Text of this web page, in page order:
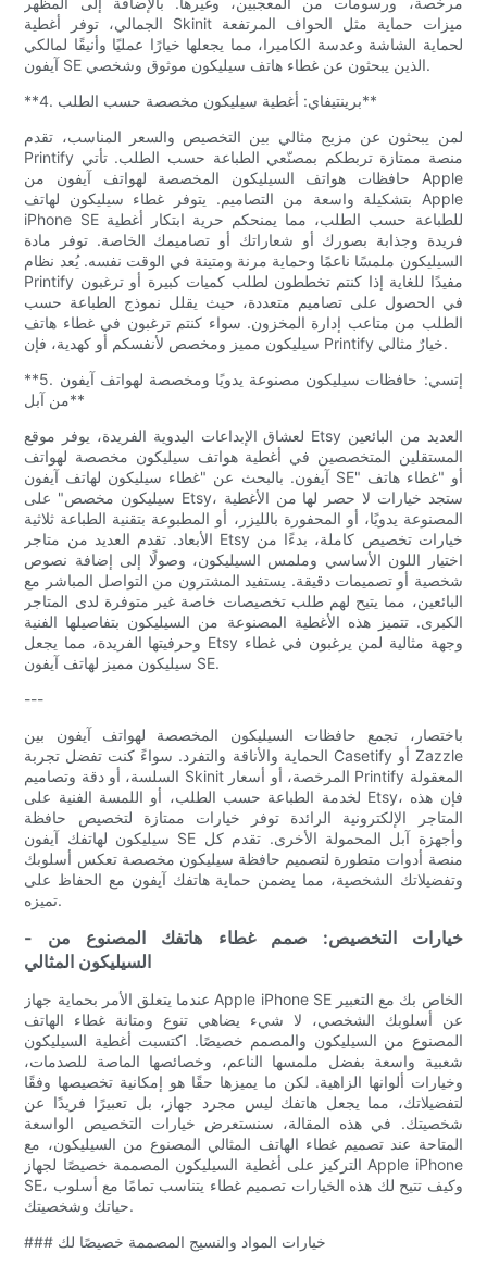
الجمالي، توفر أغطية Skinit ميزات حماية مثل الحواف المرتفعة
لحماية الشاشة وعدسة الكاميرا، مما يجعلها خيارًا عمليًا وأنيقًا لمالكي
آيفون SE الذين يبحثون عن غطاء هاتف سيليكون موثوق وشخصي.
**4. برينتيفاي: أغطية سيليكون مخصصة حسب الطلب**
لمن يبحثون عن مزيج مثالي بين التخصيص والسعر المناسب، تقدم
Printify منصة ممتازة تربطكم بمصنّعي الطباعة حسب الطلب. تأتي
حافظات هواتف السيليكون المخصصة لهواتف آيفون من Apple
بتشكيلة واسعة من التصاميم. يتوفر غطاء سيليكون لهاتف Apple
iPhone SE للطباعة حسب الطلب، مما يمنحكم حرية ابتكار أغطية
فريدة وجذابة بصورك أو شعاراتك أو تصاميمك الخاصة. توفر مادة
السيليكون ملمسًا ناعمًا وحماية مرنة ومتينة في الوقت نفسه. يُعد نظام
Printify مفيدًا للغاية إذا كنتم تخططون لطلب كميات كبيرة أو ترغبون
في الحصول على تصاميم متعددة، حيث يقلل نموذج الطباعة حسب
الطلب من متاعب إدارة المخزون. سواء كنتم ترغبون في غطاء هاتف
سيليكون مميز ومخصص لأنفسكم أو كهدية، فإن Printify خيارٌ مثالي.
**5. إتسي: حافظات سيليكون مصنوعة يدويًا ومخصصة لهواتف آيفون
من آبل**
لعشاق الإبداعات اليدوية الفريدة، يوفر موقع Etsy العديد من البائعين
المستقلين المتخصصين في أغطية هواتف سيليكون مخصصة لهواتف
آيفون. بالبحث عن "غطاء سيليكون لهاتف آيفون SE" أو "غطاء هاتف
سيليكون مخصص" على Etsy، ستجد خيارات لا حصر لها من الأغطية
المصنوعة يدويًا، أو المحفورة بالليزر، أو المطبوعة بتقنية الطباعة ثلاثية
الأبعاد. تقدم العديد من متاجر Etsy خيارات تخصيص كاملة، بدءًا من
اختيار اللون الأساسي وملمس السيليكون، وصولًا إلى إضافة نصوص
شخصية أو تصميمات دقيقة. يستفيد المشترون من التواصل المباشر مع
البائعين، مما يتيح لهم طلب تخصيصات خاصة غير متوفرة لدى المتاجر
الكبرى. تتميز هذه الأغطية المصنوعة من السيليكون بتفاصيلها الفنية
وحرفيتها الفريدة، مما يجعل Etsy وجهة مثالية لمن يرغبون في غطاء
سيليكون مميز لهاتف آيفون SE.
---
باختصار، تجمع حافظات السيليكون المخصصة لهواتف آيفون بين
الحماية والأناقة والتفرد. سواءً كنت تفضل تجربة Casetify أو Zazzle
السلسة، أو دقة وتصاميم Skinit المرخصة، أو أسعار Printify المعقولة
لخدمة الطباعة حسب الطلب، أو اللمسة الفنية على Etsy، فإن هذه
المتاجر الإلكترونية الرائدة توفر خيارات ممتازة لتخصيص حافظة
سيليكون لهاتفك آيفون SE وأجهزة آبل المحمولة الأخرى. تقدم كل
منصة أدوات متطورة لتصميم حافظة سيليكون مخصصة تعكس أسلوبك
وتفضيلاتك الشخصية، مما يضمن حماية هاتفك آيفون مع الحفاظ على
تميزه.
- خيارات التخصيص: صمم غطاء هاتفك المصنوع من
السيليكون المثالي
عندما يتعلق الأمر بحماية جهاز Apple iPhone SE الخاص بك مع التعبير
عن أسلوبك الشخصي، لا شيء يضاهي تنوع ومتانة غطاء الهاتف
المصنوع من السيليكون والمصمم خصيصًا. اكتسبت أغطية السيليكون
شعبية واسعة بفضل ملمسها الناعم، وخصائصها الماصة للصدمات،
وخيارات ألوانها الزاهية. لكن ما يميزها حقًا هو إمكانية تخصيصها وفقًا
لتفضيلاتك، مما يجعل هاتفك ليس مجرد جهاز، بل تعبيرًا فريدًا عن
شخصيتك. في هذه المقالة، سنستعرض خيارات التخصيص الواسعة
المتاحة عند تصميم غطاء الهاتف المثالي المصنوع من السيليكون، مع
التركيز على أغطية السيليكون المصممة خصيصًا لجهاز Apple iPhone
SE، وكيف تتيح لك هذه الخيارات تصميم غطاء يتناسب تمامًا مع أسلوب
حياتك وشخصيتك.
### خيارات المواد والنسيج المصممة خصيصًا لك